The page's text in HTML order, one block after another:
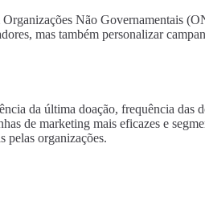
Organizações Não
mas também personalizar
da última doação, frequência
de marketing mais eficazes e
pelas organizações.